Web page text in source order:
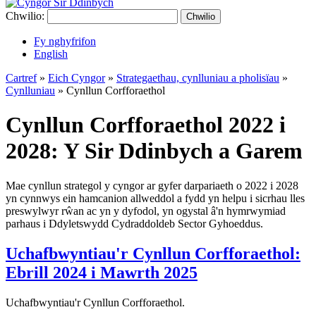
Chwilio: Chwilio
Fy nghyfrifon
English
Cartref» Eich Cyngor» Strategaethau, cynlluniau a pholisïau »
Cynlluniau » Cynllun Corfforaethol
Cynllun Corfforaethol 2022 i
2028: Y Sir Ddinbych a Garem
Mae cynllun strategol y cyngor ar gyfer darpariaeth o 2022 i 2028
yn cynnwys ein hamcanion allweddol a fydd yn helpu i sicrhau lles
preswylwyr rŵan ac yn y dyfodol, yn ogystal â'n hymrwymiad
parhaus i Ddyletswydd Cydraddoldeb Sector Gyhoeddus.
Uchafbwyntiau'r Cynllun Corfforaethol:
Ebrill 2024 i Mawrth 2025
Uchafbwyntiau'r Cynllun Corfforaethol.